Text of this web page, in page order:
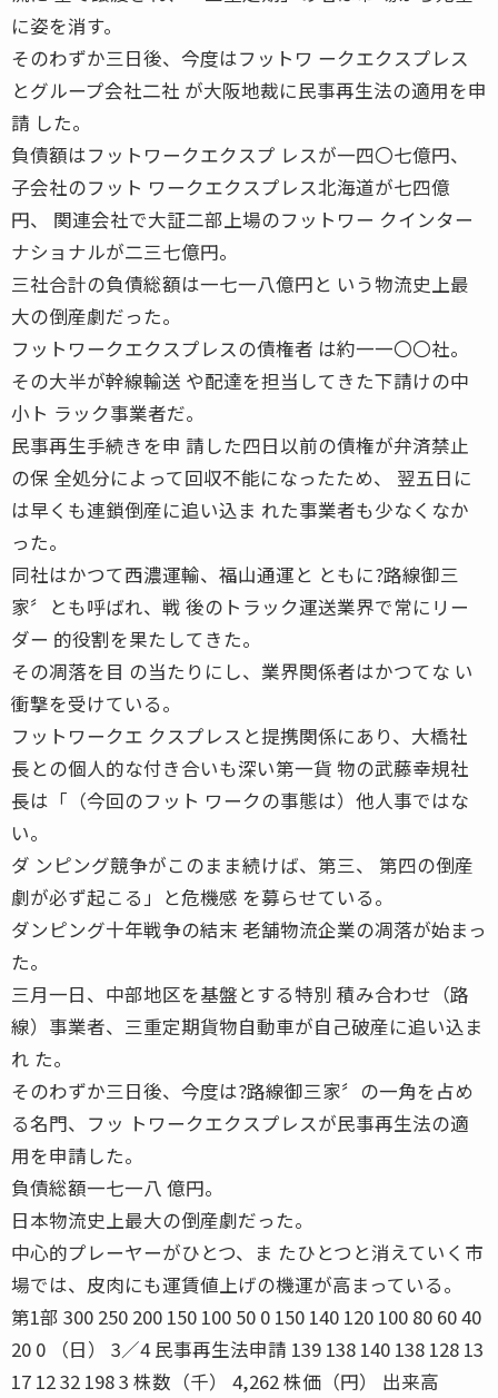
に姿を消す。
そのわずか三日後、今度はフットワ ークエクスプレス
とグループ会社二社 が大阪地裁に民事再生法の適用を申
請 した。
負債額はフットワークエクスプ レスが一四〇七億円、
子会社のフット ワークエクスプレス北海道が七四億
円、 関連会社で大証二部上場のフットワー クインター
ナショナルが二三七億円。
三社合計の負債総額は一七一八億円と いう物流史上最
大の倒産劇だった。
フットワークエクスプレスの債権者 は約一一〇〇社。
その大半が幹線輸送 や配達を担当してきた下請けの中
小ト ラック事業者だ。
民事再生手続きを申 請した四日以前の債権が弁済禁止
の保 全処分によって回収不能になったため、 翌五日に
は早くも連鎖倒産に追い込ま れた事業者も少なくなか
った。
同社はかつて西濃運輸、福山通運と ともに?路線御三
家〞とも呼ばれ、戦 後のトラック運送業界で常にリー
ダー 的役割を果たしてきた。
その凋落を目 の当たりにし、業界関係者はかつてな い
衝撃を受けている。
フットワークエ クスプレスと提携関係にあり、大橋社
長との個人的な付き合いも深い第一貨 物の武藤幸規社
長は「（今回のフット ワークの事態は）他人事ではな
い。
ダ ンピング競争がこのまま続けば、第三、 第四の倒産
劇が必ず起こる」と危機感 を募らせている。
ダンピング十年戦争の結末 老舗物流企業の凋落が始まっ
た。
三月一日、中部地区を基盤とする特別 積み合わせ（路
線）事業者、三重定期貨物自動車が自己破産に追い込ま
れ た。
そのわずか三日後、今度は?路線御三家〞の一角を占め
る名門、フッ トワークエクスプレスが民事再生法の適
用を申請した。
負債総額一七一八 億円。
日本物流史上最大の倒産劇だった。
中心的プレーヤーがひとつ、ま たひとつと消えていく市
場では、皮肉にも運賃値上げの機運が高まっている。
第1部 300 250 200 150 100 50 0 150 140 120 100 80 60 40
20 0 （日） 3／4 民事再生法申請 139 138 140 138 128 13
17 12 32 198 3 株数（千） 4,262 株価（円） 出来高